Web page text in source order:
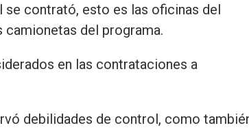
se contrató, esto es las oficinas del
camionetas del programa.
en las contrataciones a
debilidades de control, como